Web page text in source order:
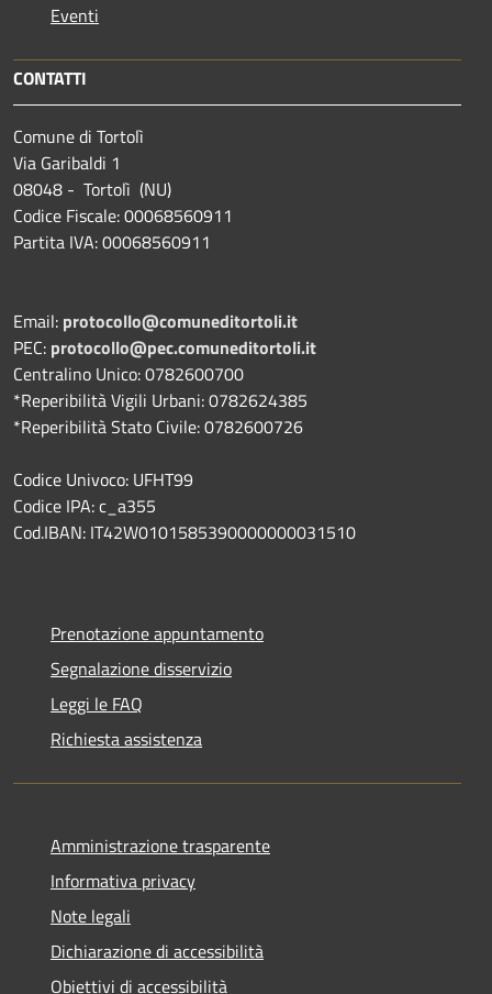
Eventi
CONTATTI
Comune di Tortolì
Via Garibaldi 1
08048 - Tortolì (NU)
Codice Fiscale: 00068560911
Partita IVA: 00068560911
Email: protocollo@comuneditortoli.it
PEC: protocollo@pec.comuneditortoli.it
Centralino Unico: 0782600700
*Reperibilità Vigili Urbani: 0782624385
*Reperibilità Stato Civile: 0782600726
Codice Univoco: UFHT99
Codice IPA: c_a355
Cod.IBAN: IT42W0101585390000000031510
Prenotazione appuntamento
Segnalazione disservizio
Leggi le FAQ
Richiesta assistenza
Amministrazione trasparente
Informativa privacy
Note legali
Dichiarazione di accessibilità
Obiettivi di accessibilità